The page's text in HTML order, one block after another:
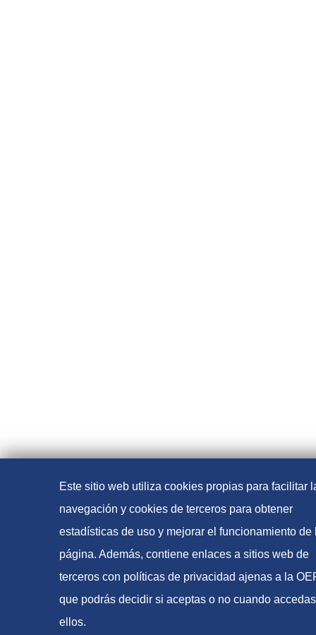
Este sitio web utiliza cookies propias para facilitar
navegación y cookies de terceros para obtener
estadísticas de uso y mejorar el funcionamiento de
página. Además, contiene enlaces a sitios web de
terceros con políticas de privacidad ajenas a la
que podrás decidir si aceptas o no cuando
ellos.